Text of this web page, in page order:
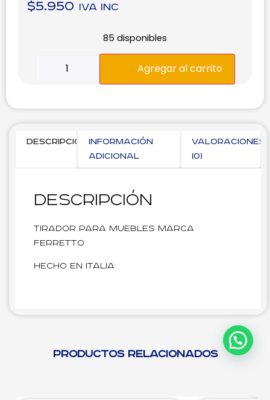
$5.950 IVA inc
85 disponibles
Agregar al carrito
Descripción Información
adicional
Valoraciones
(0)
Descripción
Tirador para muebles marca
Ferretto
Hecho en Italia
Productos relacionados